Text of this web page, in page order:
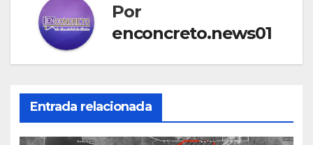
Por
enconcreto.news01
Entrada relacionada